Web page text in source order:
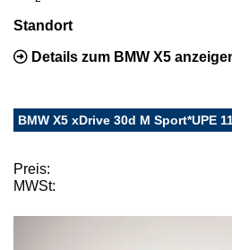
Standort
Details zum BMW X5
BMW X5 xDrive 30d M Sport*UPE
Preis:
MWSt: